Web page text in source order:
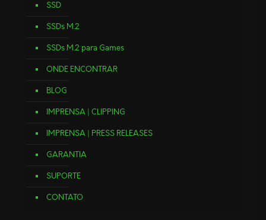
SSD
SSDs M.2
SSDs M.2 para Games
ONDE ENCONTRAR
BLOG
IMPRENSA | CLIPPING
IMPRENSA | PRESS RELEASES
GARANTIA
SUPORTE
CONTATO